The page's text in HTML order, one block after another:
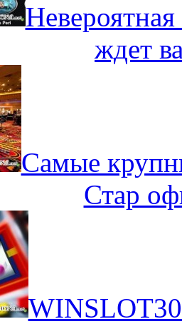
ждет
Самые
Стар